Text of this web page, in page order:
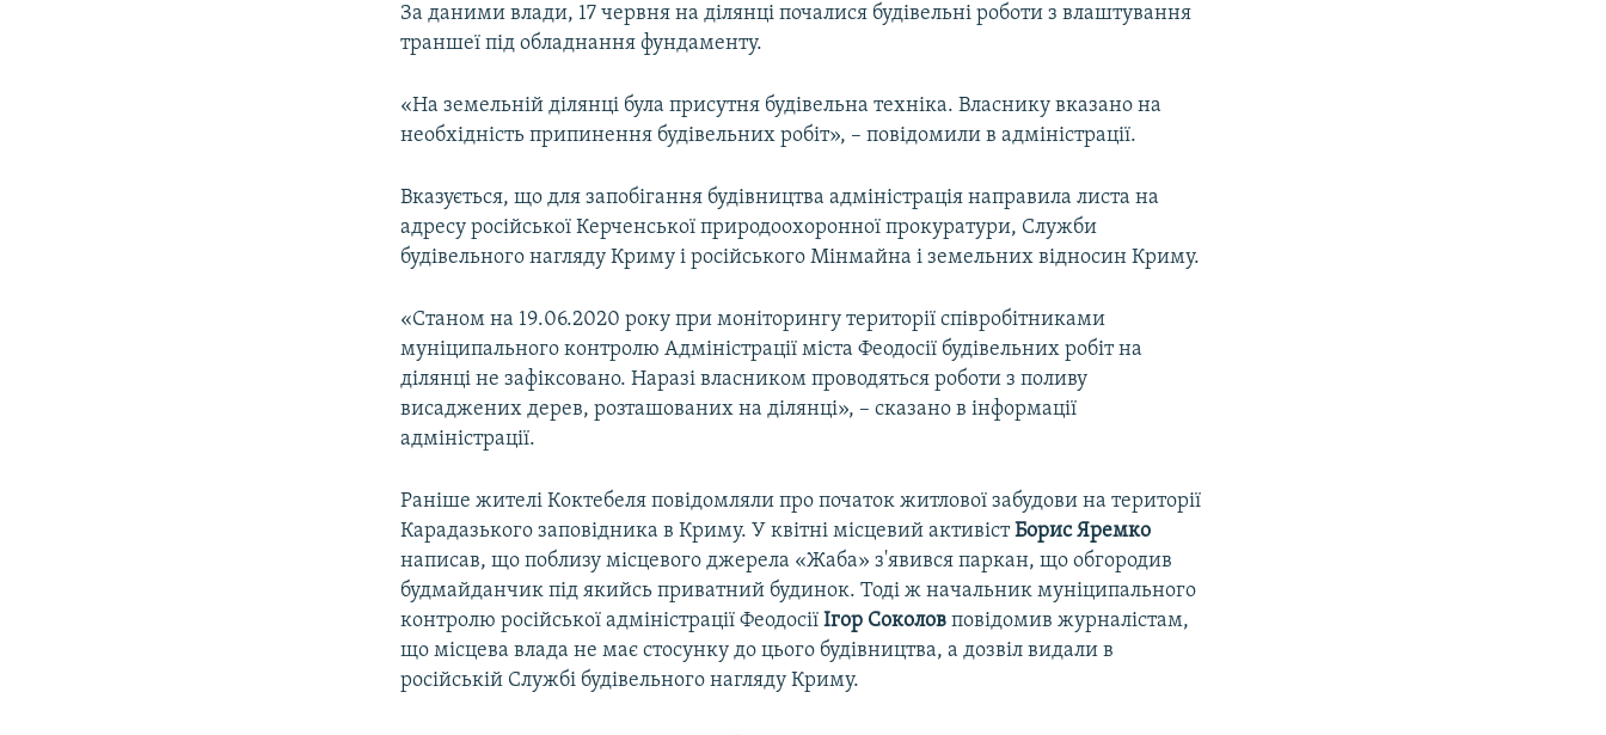
За даними влади, 17 червня на ділянці почалися будівельні роботи з влаштування
траншеї під обладнання фундаменту.
«На земельній ділянці була присутня будівельна техніка. Власнику вказано на
необхідність припинення будівельних робіт», – повідомили в адміністрації.
Вказується, що для запобігання будівництва адміністрація направила листа на
адресу російської Керченської природоохоронної прокуратури, Служби
будівельного нагляду Криму і російського Мінмайна і земельних відносин Криму.
«Станом на 19.06.2020 року при моніторингу території співробітниками
муніципального контролю Адміністрації міста Феодосії будівельних робіт на
ділянці не зафіксовано. Наразі власником проводяться роботи з поливу
висаджених дерев, розташованих на ділянці», – сказано в інформації
адміністрації.
Раніше жителі Коктебеля повідомляли про початок житлової забудови на території
Карадазького заповідника в Криму. У квітні місцевий активістБорис Яремко
написав, що поблизу місцевого джерела «Жаба» з'явився паркан, що обгородив
будмайданчик під якийсь приватний будинок. Тоді ж начальник муніципального
контролю російської адміністрації ФеодосіїІгор Соколов повідомив журналістам,
що місцева влада не має стосунку до цього будівництва, а дозвіл видали в
російській Службі будівельного нагляду Криму.